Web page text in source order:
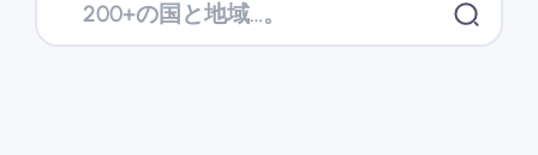
Nomad eSIMを使用する理由